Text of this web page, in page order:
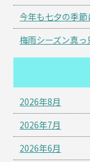
今年も七夕の季節
梅雨シーズン真っ
2026年8月
2026年7月
2026年6月